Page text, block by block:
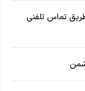
تماس تلفنی